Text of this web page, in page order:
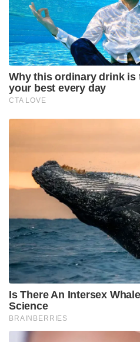
പ്രവർത്തനങ്ങളും
നടക്കുന്നുണ്ടെന്നും
Tags: dehradun cloudburst